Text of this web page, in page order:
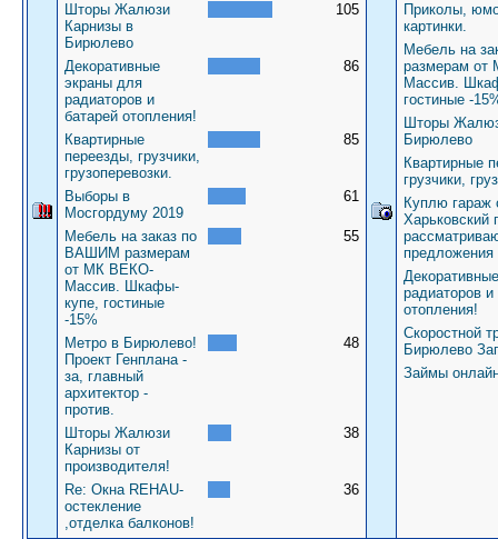
Шторы Жалюзи
Карнизы в
Бирюлево
105
Декоративные
экраны для
радиаторов и
батарей отопления!
86
Квартирные
переезды, грузчики,
грузоперевозки.
85
Выборы в
Мосгордуму 2019
61
Мебель на заказ по
ВАШИМ размерам
от МК ВЕКО-
Массив. Шкафы-
купе, гостиные
-15%
55
Метро в Бирюлево!
Проект Генплана -
за, главный
архитектор -
против.
48
Шторы Жалюзи
Карнизы от
производителя!
38
Re: Окна REHAU-
остекление
,отделка балконов!
36
Приколы,
картинки.
Мебель на
размерам
Массив.
гостиные -
Шторы
Бирюлево
Квартирные
грузчики,
Куплю гараж
Харьковский
предложения
радиаторов и
отопления!
Скоростной
Бирюлево
Займы